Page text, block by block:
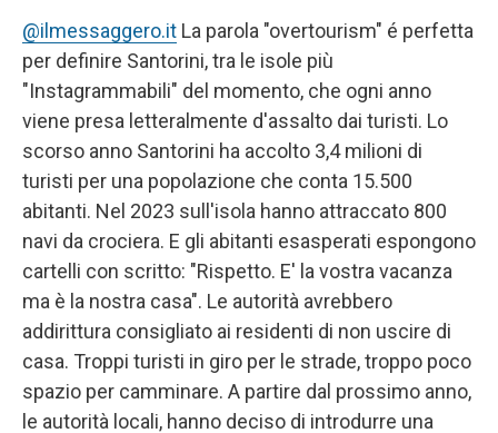
@ilmessaggero.it La parola "overtourism" é perfetta
per definire Santorini, tra le isole più
"Instagrammabili" del momento, che ogni anno
viene presa letteralmente d'assalto dai turisti. Lo
scorso anno Santorini ha accolto 3,4 milioni di
turisti per una popolazione che conta 15.500
abitanti. Nel 2023 sull'isola hanno attraccato 800
navi da crociera. E gli abitanti esasperati espongono
cartelli con scritto: "Rispetto. E' la vostra vacanza
ma è la nostra casa". Le autorità avrebbero
addirittura consigliato ai residenti di non uscire di
casa. Troppi turisti in giro per le strade, troppo poco
spazio per camminare. A partire dal prossimo anno,
le autorità locali, hanno deciso di introdurre una